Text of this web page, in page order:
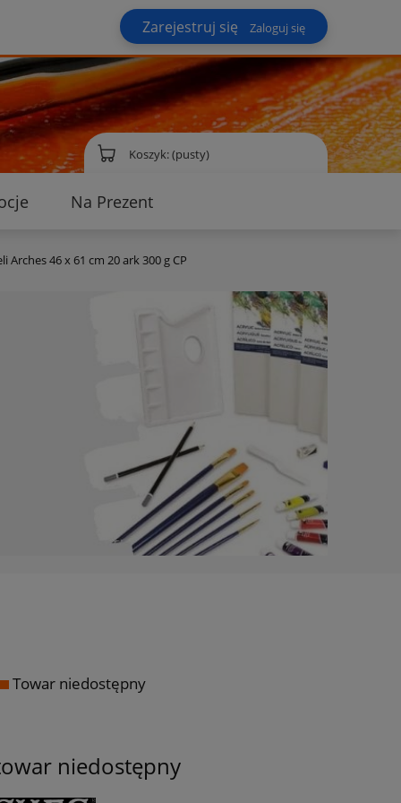
Zarejestruj się Zaloguj się
Koszyk:(pusty)
Na Prezent
Arches 46 x 61 cm 20 ark 300 g CP
Towar niedostępny
niedostępny